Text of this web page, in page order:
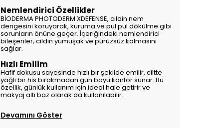
Nemlendirici Özellikler
BİODERMA PHOTODERM XDEFENSE, cildin nem
dengesini koruyarak, kuruma ve pul pul dökülme gibi
sorunların önüne geçer. İçeriğindeki nemlendirici
bileşenler, cildin yumuşak ve pürüzsüz kalmasını
sağlar.
Hızlı Emilim
Hafif dokusu sayesinde hızlı bir şekilde emilir, ciltte
yağlı bir his bırakmadan gün boyu konfor sunar. Bu
özellik, günlük kullanım için ideal hale getirir ve
makyaj altı baz olarak da kullanılabilir.
Devamını Göster